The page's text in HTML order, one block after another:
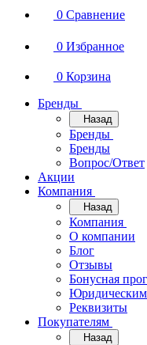
0 Сравнение
0 Избранное
0 Корзина
Бренды
Назад
Бренды
Бренды
Вопрос/Ответ
Акции
Компания
Назад
Компания
О компании
Блог
Отзывы
Бонусная
Реквизиты
Покупателям
Назад